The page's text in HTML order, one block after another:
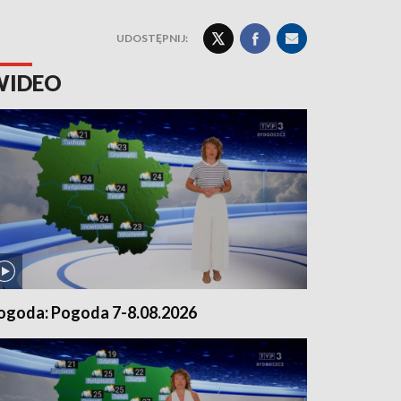
UDOSTĘPNIJ:
Pogoda 7-8.08.2026